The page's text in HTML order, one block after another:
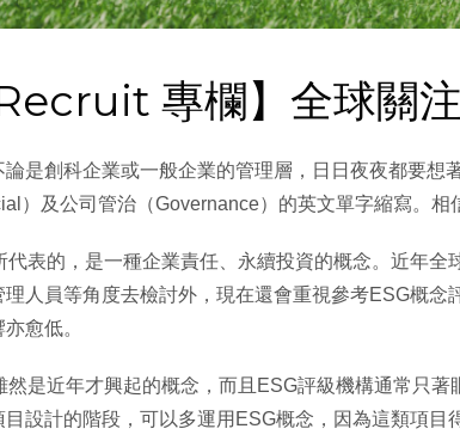
Recruit 專欄】全球關
論是創科企業或一般企業的管理層，日日夜夜都要
）及公司管治（Governance）的英文單字縮寫。
代表的，是一種企業責任、永續投資的概念。近年
理人員等角度去檢討外，現在還會重視參考ESG概
愈低。
然是近年才興起的概念，而且ESG評級機構通常只
目設計的階段，可以多運用ESG概念，因為這類項